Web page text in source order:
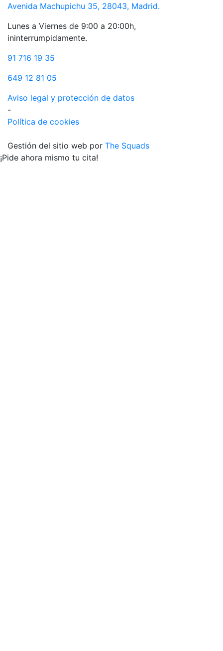
Avenida Machupichu 35, 28043, Madrid.
Lunes a Viernes de 9:00 a 20:00h,
ininterrumpidamente.
91 716 19 35
649 12 81 05
Aviso legal y protección de datos
-
Política de cookies
Gestión del sitio web por The Squads
¡Pide ahora mismo tu cita!